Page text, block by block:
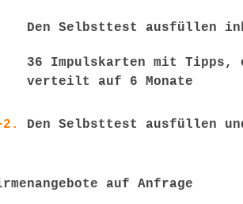
Den Selbsttest ausfüllen
36 Impulskarten mit Tipps,
verteilt auf 6 Monate
Den Selbsttest ausfüllen
auf Anfrage